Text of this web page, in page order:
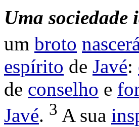
Uma sociedade
um broto
espírito de Javé:
de conselho e
Javé. 3 A sua